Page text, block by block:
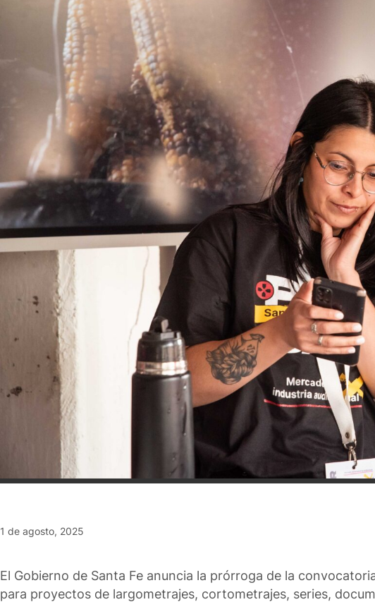
1 de agosto, 2025
El Gobierno de Santa Fe anuncia la prórroga de la
para proyectos de largometrajes, cortometrajes, series,